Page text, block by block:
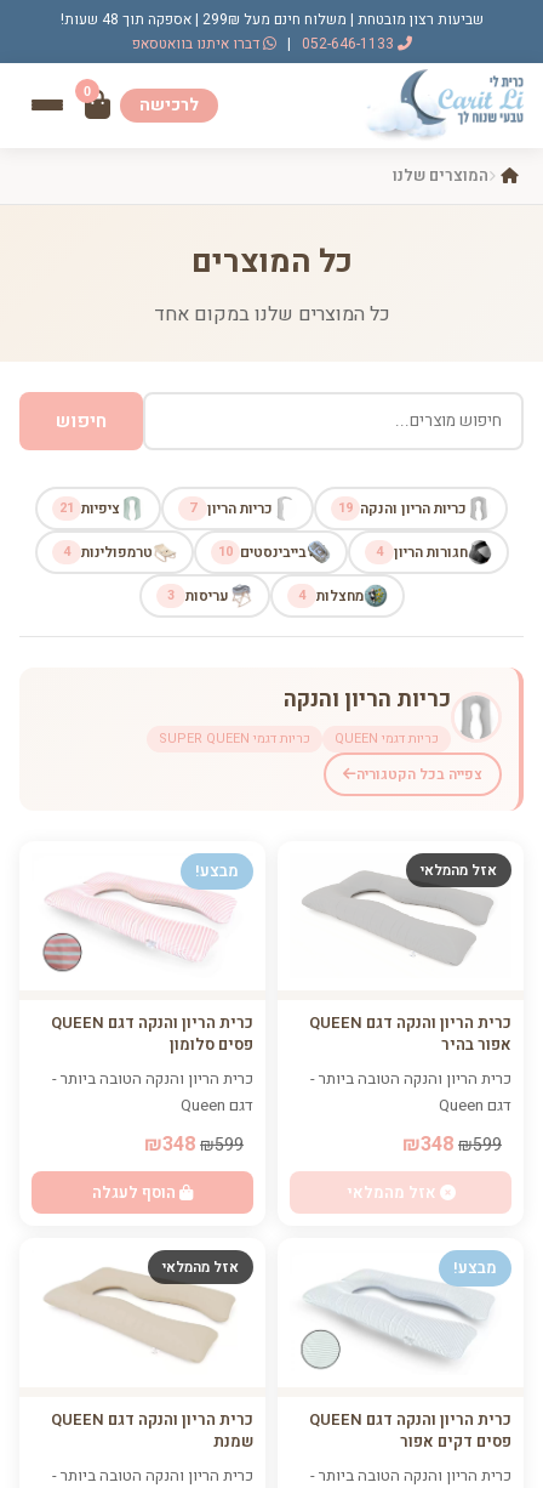
שביעות רצון מובטחת | משלוח חינם מעל 299₪ | אספקה תוך 48 שעות!
| דברו איתנו בוואטסאפ
לרכישה
0
המוצרים שלנו
כל המוצרים
כל המוצרים שלנו במקום אחד
חיפוש
כריות הריון והנקה 19 כריות הריון 7 ציפיות 21
חגורות הריון 4 בייבינסטים 10 טרמפולינות 4
מחצלות 4 עריסות 3
כריות הריון והנקה
כריות דגמי QUEEN כריות דגמי SUPER QUEEN
צפייה בכל הקטגוריה
אזל מהמלאי
כרית הריון והנקה דגם QUEEN
אפור בהיר
כרית הריון והנקה הטובה ביותר -
דגם Queen
₪599
אזל מהמלאי
מבצע!
כרית הריון והנקה דגם QUEEN
פסים סלומון
כרית הריון והנקה הטובה ביותר -
דגם Queen
₪599
הוסף לעגלה
מבצע!
כרית הריון והנקה דגם QUEEN
פסים דקים אפור
כרית הריון והנקה הטובה ביותר -
אזל מהמלאי
כרית הריון והנקה דגם QUEEN
שמנת
כרית הריון והנקה הטובה ביותר -